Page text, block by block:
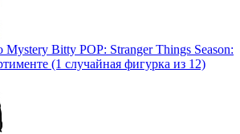
Bitty POP: Stranger Things Season:
(1 случайная фигурка из 12)